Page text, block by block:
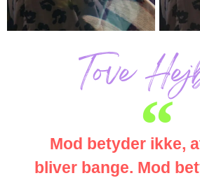
Tove
Mod betyder ikke,
bliver bange. Mod